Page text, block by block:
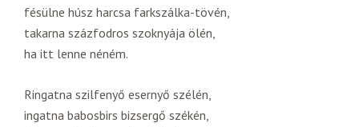
fésülne húsz harcsa farkszálka-tövén,
takarna százfodros szoknyája ölén,
ha itt lenne néném.
Ringatna szilfenyő esernyő szélén,
ingatna babosbirs bizsergő székén,